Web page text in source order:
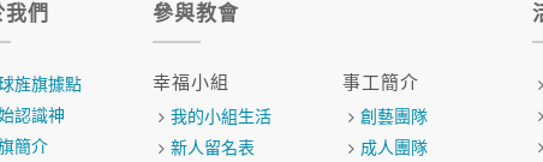
們
旌旗據點
認識神
簡介
參與教會
幸福小組
我的小組生活
新人留名表
事工簡介
創藝團隊
成人團隊